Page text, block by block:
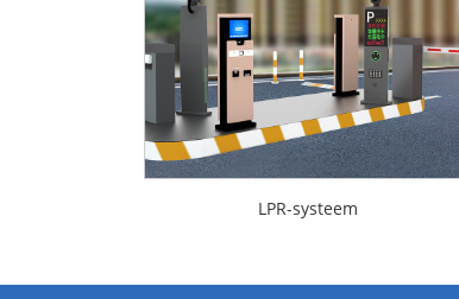
LPR-systeem